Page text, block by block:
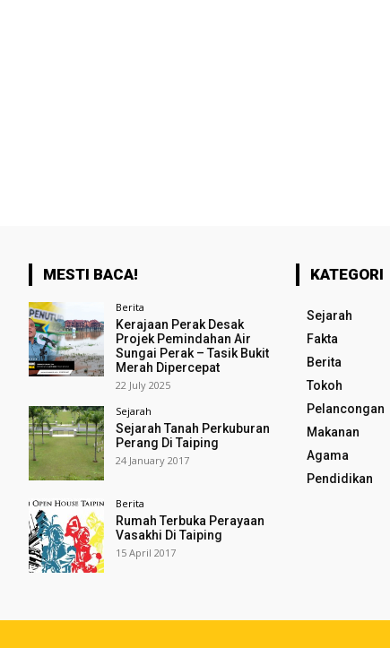
MESTI BACA!
Berita
Kerajaan Perak Desak
Projek Pemindahan Air
Sungai Perak – Tasik Bukit
Merah Dipercepat
22 July 2025
Sejarah
Sejarah Tanah Perkuburan
Perang Di Taiping
24 January 2017
Berita
Rumah Terbuka Perayaan
Vasakhi Di Taiping
15 April 2017
KATEGORI
Sejarah
Fakta
Berita
Tokoh
Pelancongan
Makanan
Agama
Pendidikan